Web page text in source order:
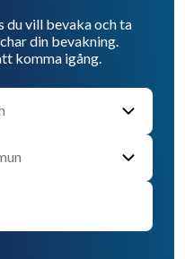
du vill bevaka och ta
din bevakning.
komma igång.